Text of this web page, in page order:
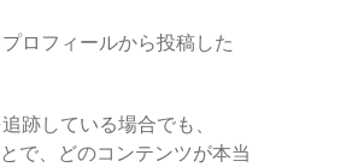
ロフィールから投稿した
跡している場合でも、
で、どのコンテンツが本当